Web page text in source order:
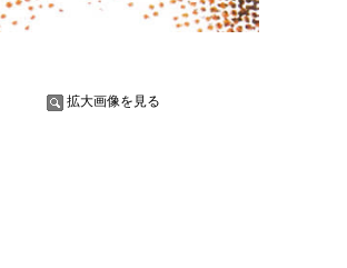
拡大画像を見る